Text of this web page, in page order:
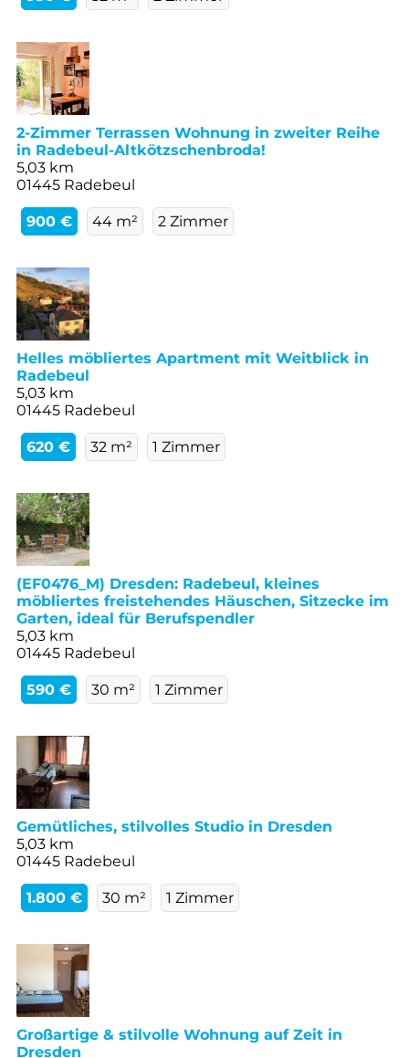
2-Zimmer Terrassen Wohnung in zweiter Reihe
in Radebeul-Altkötzschenbroda!
5,03 km
01445 Radebeul
900 € 44 m² 2 Zimmer
Helles möbliertes Apartment mit Weitblick in
Radebeul
5,03 km
01445 Radebeul
620 € 32 m² 1 Zimmer
(EF0476_M) Dresden: Radebeul, kleines
möbliertes freistehendes Häuschen, Sitzecke im
Garten, ideal für Berufspendler
5,03 km
01445 Radebeul
590 € 30 m² 1 Zimmer
Gemütliches, stilvolles Studio in Dresden
5,03 km
01445 Radebeul
1.800 € 30 m² 1 Zimmer
Großartige & stilvolle Wohnung auf Zeit in
Dresden